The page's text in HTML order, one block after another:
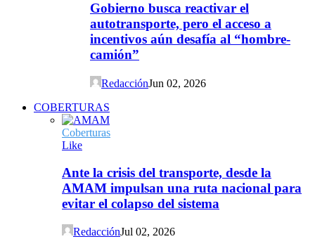
Gobierno busca reactivar el
autotransporte, pero el acceso a
incentivos aún desafía al “hombre-
camión”
RedacciónJun 02, 2026
COBERTURAS
Coberturas
Like
Ante la crisis del transporte, desde la
AMAM impulsan una ruta nacional para
evitar el colapso del sistema
RedacciónJul 02, 2026